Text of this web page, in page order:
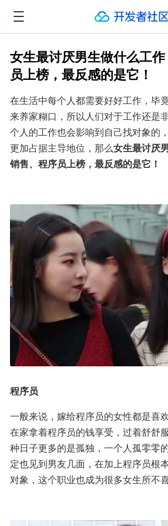
女生最讨厌男生做什么工
员上榜，最反感的是它！
在生活中每个人都需要好好工作，毕
来养家糊口，所以人们对于工作还是
个人的工作也会影响到自己找对象的
更加占据主导地位，那么女生最讨厌
销售、程序员上榜，最反感的是它！
程序员
一般来说，嫁给程序员的女性都是喜
在家拿着程序员的钱享受，过着舒舒
种日子更多的是孤独，一个人孤零零
定也见到男友几面，在加上程序员根
对象，这个职业也成为很多女生所不喜